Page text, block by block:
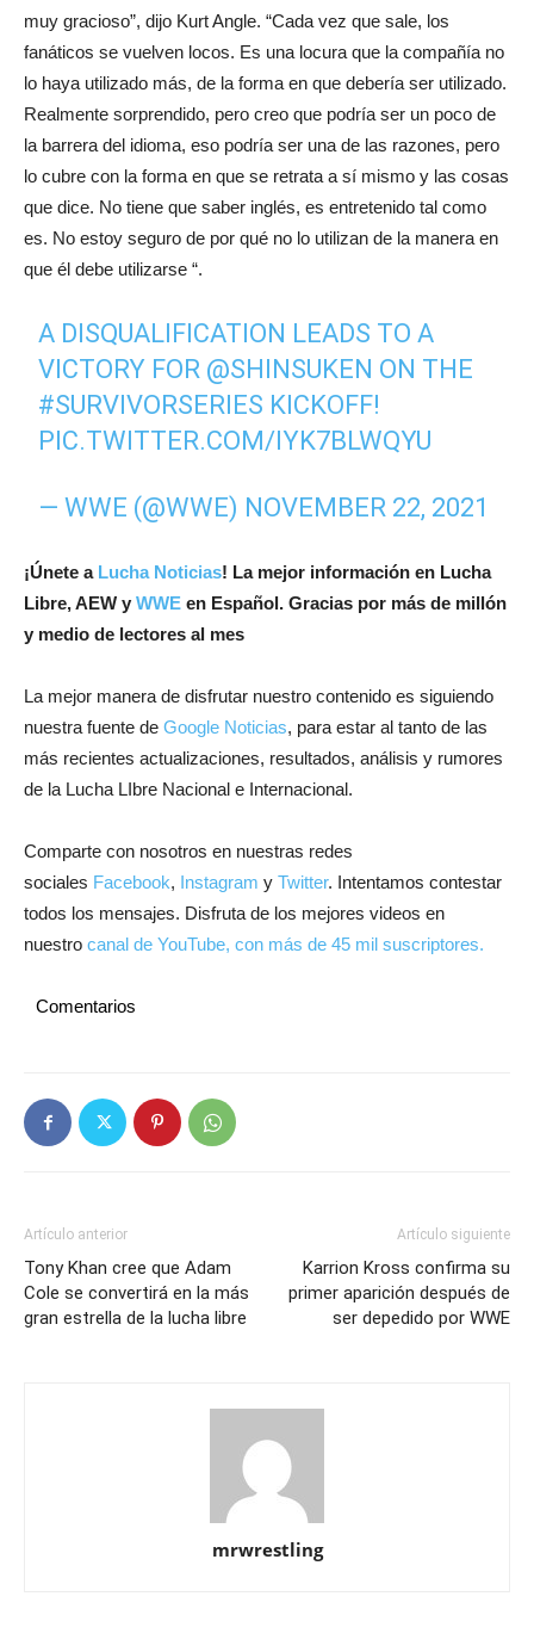
muy gracioso”, dijo Kurt Angle. “Cada vez que sale, los
fanáticos se vuelven locos. Es una locura que la compañía no
lo haya utilizado más, de la forma en que debería ser utilizado.
Realmente sorprendido, pero creo que podría ser un poco de
la barrera del idioma, eso podría ser una de las razones, pero
lo cubre con la forma en que se retrata a sí mismo y las cosas
que dice. No tiene que saber inglés, es entretenido tal como
es. No estoy seguro de por qué no lo utilizan de la manera en
que él debe utilizarse “.
A DISQUALIFICATION LEADS TO A
VICTORY FOR @SHINSUKEN ON THE
#SURVIVORSERIES KICKOFF!
PIC.TWITTER.COM/IYK7BLWQYU
— WWE (@WWE) NOVEMBER 22, 2021
¡Únete a Lucha Noticias! La mejor información en Lucha
Libre, AEW y WWE en Español. Gracias por más de millón
y medio de lectores al mes
La mejor manera de disfrutar nuestro contenido es siguiendo
nuestra fuente de Google Noticias, para estar al tanto de las
más recientes actualizaciones, resultados, análisis y rumores
de la Lucha LIbre Nacional e Internacional.
Comparte con nosotros en nuestras redes
sociales Facebook, Instagram y Twitter. Intentamos contestar
todos los mensajes. Disfruta de los mejores videos en
nuestro canal de YouTube, con más de 45 mil suscriptores.
Comentarios
Artículo anterior
Tony Khan cree que Adam
Cole se convertirá en la más
gran estrella de la lucha libre
Artículo siguiente
Karrion Kross confirma su
primer aparición después de
ser depedido por WWE
mrwrestling